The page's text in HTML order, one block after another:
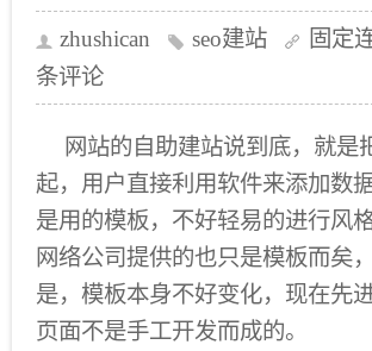
zhushican seo建站 固定
条评论
网站的自助建站说到底，就是
起，用户直接利用软件来添加数
是用的模板，不好轻易的进行风
网络公司提供的也只是模板而矣
是，模板本身不好变化，现在先
页面不是手工开发而成的。